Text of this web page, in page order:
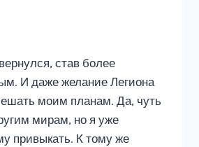
став более
И даже желание Легиона
моим планам. Да, чуть
мирам, но я уже
привыкать. К тому же